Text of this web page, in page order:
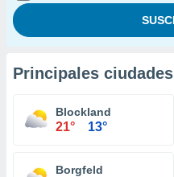
Principales ciudades
Blockland
21° 13°
Borgfeld